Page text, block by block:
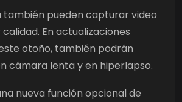
también pueden capturar video
En actualizaciones
otoño, también podrán
cámara lenta y en hiperlapso.
nueva función opcional de